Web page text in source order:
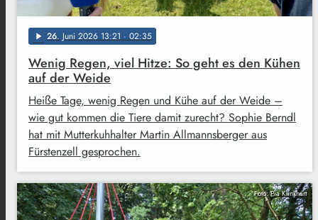
play_arrow 26. Juni 2026 13:21 · 02:35
Wenig Regen, viel Hitze: So geht es den Kühen
auf der Weide
Heiße Tage, wenig Regen und Kühe auf der Weide –
wie gut kommen die Tiere damit zurecht? Sophie Berndl
hat mit Mutterkuhhalter Martin Allmannsberger aus
Fürstenzell gesprochen.
Foto: Pia Klinkhart